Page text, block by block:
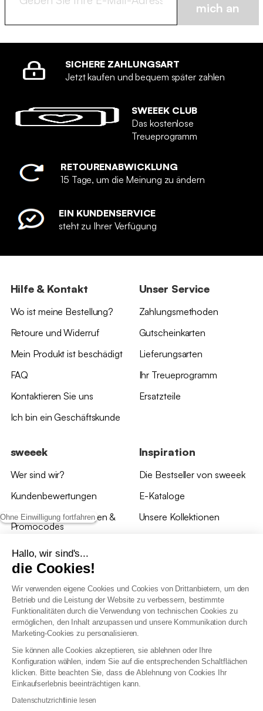
Ohne Einwilligung fortfahren
Hallo, wir sind's...
die Cookies!
Wir verwenden eigene Cookies und Cookies von Drittanbietern, um den
Betrieb und die Leistung der Website zu verbessern, bestimmte
Funktionalitäten durch die Verwendung von technischen Cookies zu
ermöglichen, den Inhalt anzupassen und unsere Kommunikation durch
Marketing-Cookies zu personalisieren.
Sie können alle Cookies akzeptieren, sie ablehnen oder Ihre
Konfiguration wählen, indem Sie auf die entsprechenden Schaltflächen
klicken. Bitte beachten Sie, dass die Ablehnung von Cookies Ihr
Einkaufserlebnis beeinträchtigen kann.
Datenschutzrichtlinie lesen
mich an
SICHERE ZAHLUNGSART
Jetzt kaufen und bequem später zahlen
SWEEEK CLUB
Das kostenlose
Treueprogramm
RETOURENABWICKLUNG
15 Tage, um die Meinung zu ändern
EIN KUNDENSERVICE
steht zu Ihrer Verfügung
Hilfe & Kontakt
Wo ist meine Bestellung?
Retoure und Widerruf
Mein Produkt ist beschädigt
FAQ
Kontaktieren Sie uns
Ich bin ein Geschäftskunde
Unser Service
Zahlungsmethoden
Gutscheinkarten
Lieferungsarten
Ihr Treueprogramm
Ersatzteile
sweeek
Wer sind wir?
Kundenbewertungen
*Angebotsbedingungen &
Promocodes
Bewertungen von sweeek
Unsere Geschäfte
Inspiration
Die Bestseller von sweeek
E-Kataloge
Unsere Kollektionen
AGB Treueprogramm
Datenschutzrichtlinien
Allgemeine Geschäftsbedingungen für Geschäftskunden
Erklärung zur Barrierefreiheit